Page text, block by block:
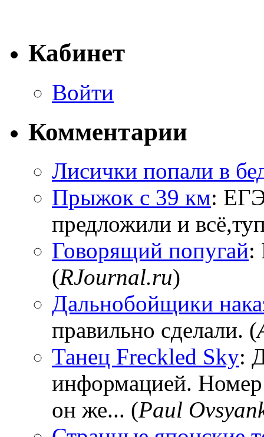
Кабинет
Войти
Комментарии
Лисички попали в
Прыжок с 39 км:
предложили и
Говорящий попугай:
(RJournal.ru)
Дальнобойщики
правильно сделали. (
Танец Freckled Sky:
информацией.
он же... (Paul